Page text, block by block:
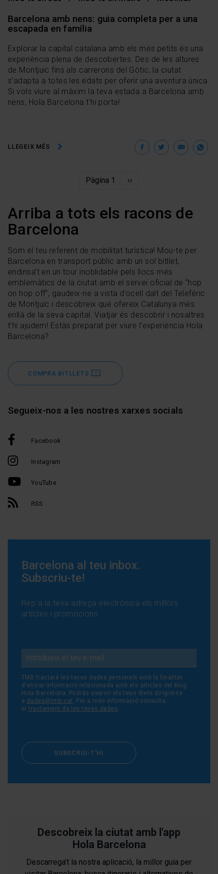
pots modificar la teva selecció de cookies anant a l’opció
“Gestor de cookies”, que trobaràs al menú de la part
inferior del web.
Barcelona amb nens: guia completa per a una
escapada en família
Explorar la capital catalana amb els més petits és una
experiència plena de descobertes. Des de les altures
de Montjuïc fins als carrerons del Gòtic, la ciutat
s’adapta a totes les edats per oferir una aventura única.
Si vols viure al màxim la teva estada a Barcelona amb
nens, Hola Barcelona t’hi porta!
LLEGEIX MÉS Facebook
Twitter
Paginació
Pàgina 1
Pàgina
››
Arriba a tots els racons de
Barcelona
Som el teu referent de mobilitat turística! Mou-te per
Barcelona en transport públic amb un sol bitllet,
endinsa’t en un tour inoblidable pels llocs més
emblemàtics de la ciutat amb el servei oficial de “hop
on hop off”, gaudeix-ne a vista d’ocell dalt del Telefèric
de Montjuïc i descobreix què ofereix Catalunya més
enllà de la seva capital. Viatjar és descobrir i nosaltres
t’hi ajudem! Estàs preparat per viure l’experiència Hola
Barcelona?
COMPRA BITLLETS
Segueix-nos a les nostres xarxes socials
Facebook
Instagram
YouTube
RSS
Barcelona al teu inbox.
Subscriu-te!
Rep a la teva adreça electrònica els millors
articles i promocions:
TMB tractarà les teves dades personals amb la finalitat
d'enviar informació relacionada amb els articles del blog
Hola Barcelona. Podràs exercir els teus drets dirigint-te
a dades@tmb.cat . Per a més informació consulta
eltractament de les teves dades.
SUBSCRIU-T'HI
Descobreix la ciutat amb l'app
Hola Barcelona
Descarrega’t la nostra aplicació, la millor guia per